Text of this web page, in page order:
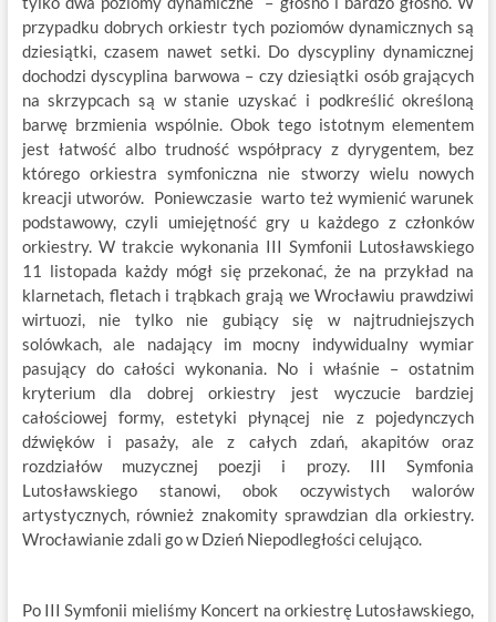
przypadku dobrych orkiestr tych poziomów dynamicznych są
dziesiątki, czasem nawet setki. Do dyscypliny dynamicznej
dochodzi dyscyplina barwowa – czy dziesiątki osób grających
na skrzypcach są w stanie uzyskać i podkreślić określoną
barwę brzmienia wspólnie. Obok tego istotnym elementem
jest łatwość albo trudność współpracy z dyrygentem, bez
którego orkiestra symfoniczna nie stworzy wielu nowych
kreacji utworów. Poniewczasie warto też wymienić warunek
podstawowy, czyli umiejętność gry u każdego z członków
orkiestry. W trakcie wykonania III Symfonii Lutosławskiego
11 listopada każdy mógł się przekonać, że na przykład na
klarnetach, fletach i trąbkach grają we Wrocławiu prawdziwi
wirtuozi, nie tylko nie gubiący się w najtrudniejszych
solówkach, ale nadający im mocny indywidualny wymiar
pasujący do całości wykonania. No i właśnie – ostatnim
kryterium dla dobrej orkiestry jest wyczucie bardziej
całościowej formy, estetyki płynącej nie z pojedynczych
dźwięków i pasaży, ale z całych zdań, akapitów oraz
rozdziałów muzycznej poezji i prozy. III Symfonia
Lutosławskiego stanowi, obok oczywistych walorów
artystycznych, również znakomity sprawdzian dla orkiestry.
Wrocławianie zdali go w Dzień Niepodległości celująco.
Po III Symfonii mieliśmy Koncert na orkiestrę Lutosławskiego,